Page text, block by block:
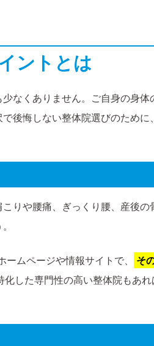
ントとは
なくありません。ご自身の身
後悔しない整体院選びのために、
りや腰痛、ぎっくり腰、産後
ムページや情報サイトで、
そ
した専門性の高い整体院もあ